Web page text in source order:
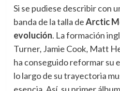
Si se pudiese describir con
banda de la talla deArctic
evolución. La formación
Turner, Jamie Cook, Matt
ha conseguido reformar su
lo largo de su trayectoria